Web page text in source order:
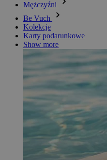
Mężczyźni
Be Vuch
Kolekcje
Karty podarunkowe
Show more